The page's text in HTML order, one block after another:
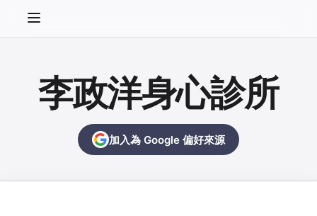
李政洋身心診所
加入為 Google 偏好來源